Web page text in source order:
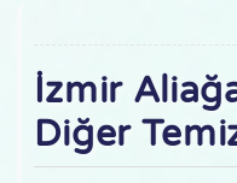
İzmir
Diğer